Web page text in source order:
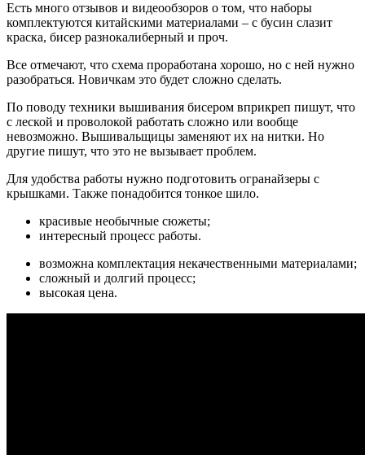
Есть много отзывов и видеообзоров о том, что наборы
комплектуются китайскими материалами – с бусин слазит
краска, бисер разнокалиберный и проч.
Все отмечают, что схема проработана хорошо, но с ней нужно
разобраться. Новичкам это будет сложно сделать.
По поводу техники вышивания бисером вприкреп пишут, что
с леской и проволокой работать сложно или вообще
невозможно. Вышивальщицы заменяют их на нитки. Но
другие пишут, что это не вызывает проблем.
Для удобства работы нужно подготовить огранайзеры с
крышками. Также понадобится тонкое шило.
красивые необычные сюжеты;
интересный процесс работы.
возможна комплектация некачественными материалами;
сложный и долгий процесс;
высокая цена.